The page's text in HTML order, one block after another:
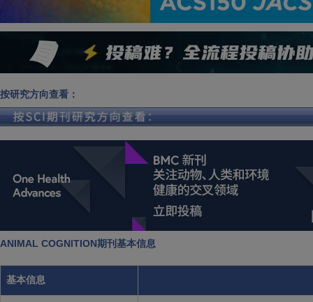
按研究方向查看：
ANIMAL COGNITION期刊基本信息
基本信息